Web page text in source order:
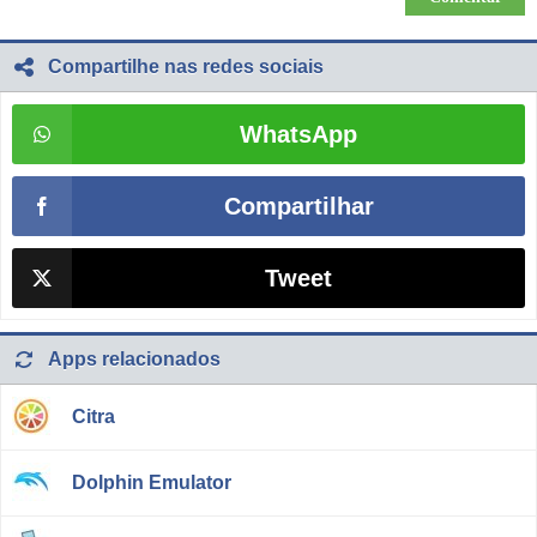
Compartilhe nas redes sociais
WhatsApp
Compartilhar
Tweet
Apps relacionados
Citra
Dolphin Emulator